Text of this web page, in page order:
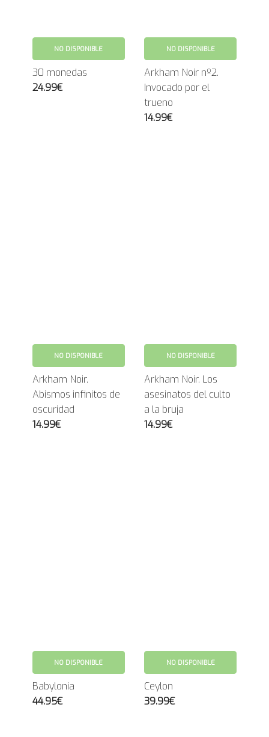
NO DISPONIBLE
30 monedas
24.99€
NO DISPONIBLE
Arkham Noir nº2.
Invocado por el
trueno
14.99€
NO DISPONIBLE
Arkham Noir.
Abismos infinitos de
oscuridad
14.99€
NO DISPONIBLE
Arkham Noir. Los
asesinatos del culto
a la bruja
14.99€
NO DISPONIBLE
Babylonia
44.95€
NO DISPONIBLE
Ceylon
39.99€